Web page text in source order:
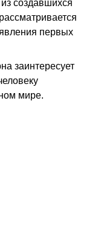
создавшихся
первых
заинтересует
мире.